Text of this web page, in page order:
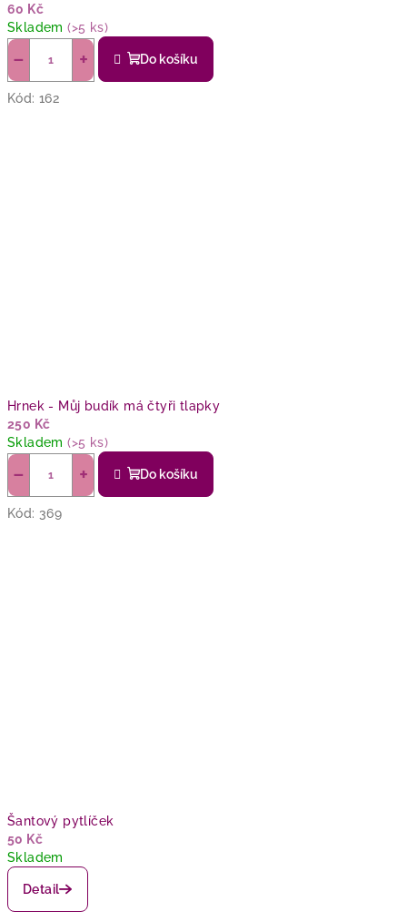
60 Kč
Skladem(>5 ks)
+
− Do košíku
Kód: 162
Hrnek - Můj budík má čtyři tlapky
250 Kč
Skladem(>5 ks)
+
− Do košíku
Kód: 369
Šantový pytlíček
50 Kč
Skladem
Detail